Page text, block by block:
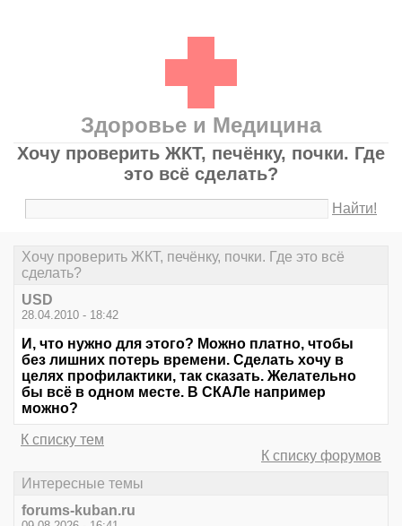
Здоровье и Медицина
Хочу проверить ЖКТ, печёнку, почки. Где
это всё сделать?
Найти!
Хочу проверить ЖКТ, печёнку, почки. Где это всё
сделать?
USD
28.04.2010 - 18:42
И, что нужно для этого? Можно платно, чтобы
без лишних потерь времени. Сделать хочу в
целях профилактики, так сказать. Желательно
бы всё в одном месте. В СКАЛе например
можно?
К списку тем
К списку форумов
Интересные темы
forums-kuban.ru